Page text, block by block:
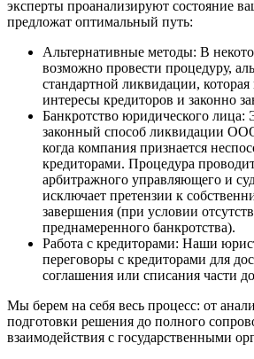
эксперты проанализируют состояние
предложат оптимальный путь:
Альтернативные методы: В
возможно провести процедуру,
стандартной ликвидации, которая
интересы кредиторов и законно
Банкротство юридического лица:
законный способ ликвидации
когда компания признается
кредиторами. Процедура
арбитражного управляющего и
исключает претензии к
завершения (при условии
преднамеренного банкротства).
Работа с кредиторами: Наши
переговоры с кредиторами для
соглашения или списания части
Мы берем на себя весь процесс: от
подготовки решения до полного
взаимодействия с государственными